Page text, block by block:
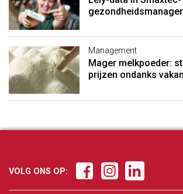
Management
Mager melkpoeder:
prijzen ondanks
VOLG ONS OP: